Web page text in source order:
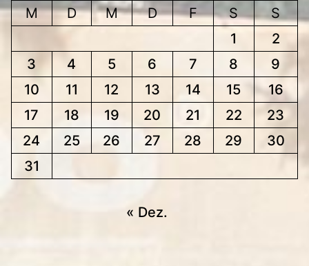
M D M D F S
S
1
2
3
4 5 6 7 8
9
10
11 12 13 14 15
16
17
18 19 20 21 22
23
24
25 26 27 28 29
30
31
« Dez.